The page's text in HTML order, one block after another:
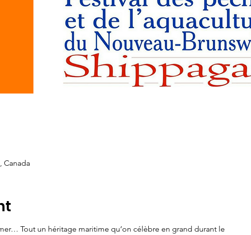
Canada
Tout un héritage maritime qu’on célèbre en grand durant le